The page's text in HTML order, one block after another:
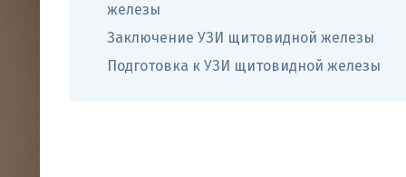
железы
Заключение УЗИ щитовидной железы
Подготовка к УЗИ щитовидной железы